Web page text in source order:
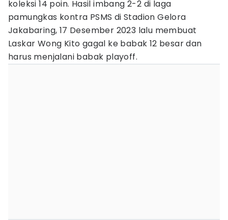
koleksi 14 poin. Hasil imbang 2-2 di laga
pamungkas kontra PSMS di Stadion Gelora
Jakabaring, 17 Desember 2023 lalu membuat
Laskar Wong Kito gagal ke babak 12 besar dan
harus menjalani babak playoff.